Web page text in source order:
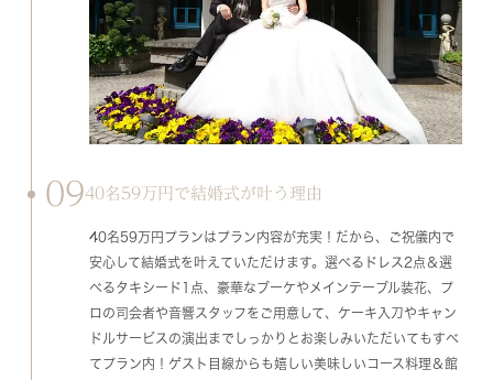
0940名59万円で結婚式が叶う理由
40名59万円プランはプラン内容が充実！だから、ご祝儀内で
安心して結婚式を叶えていただけます。選べるドレス2点＆選
べるタキシード1点、豪華なブーケやメインテーブル装花、プ
ロの司会者や音響スタッフをご用意して、ケーキ入刀やキャン
ドルサービスの演出までしっかりとお楽しみいただいてもすべ
てプラン内！ゲスト目線からも嬉しい美味しいコース料理＆館